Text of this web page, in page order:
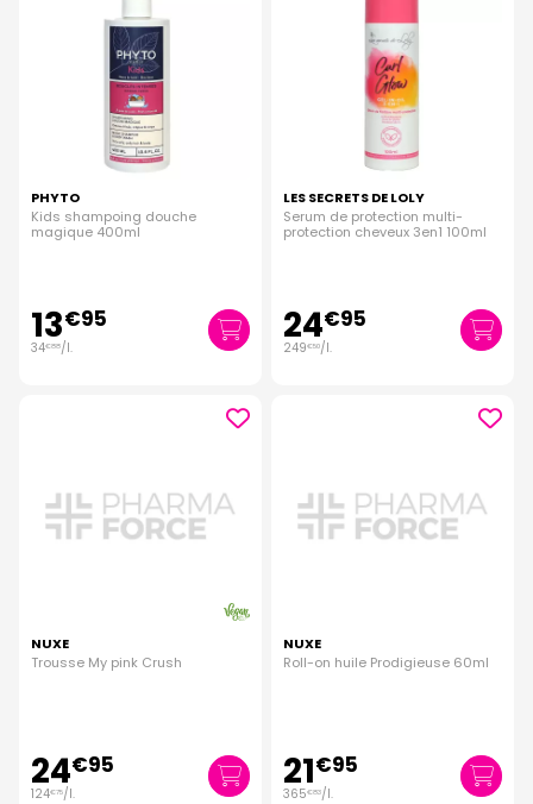
PHYTO
Kids shampoing douche
magique 400ml
13€95
34€88/l.
LES SECRETS DE LOLY
Serum de protection multi-
protection cheveux 3en1 100ml
24€95
249€50/l.
NUXE
Trousse My pink Crush
24€95
124€75/l.
NUXE
Roll-on huile Prodigieuse 60ml
21€95
365€83/l.